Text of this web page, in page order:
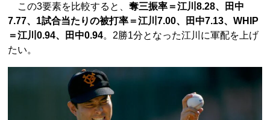
この3要素を比較すると、 奪三振率＝江川8.28、田中
7.77、1試合当たりの被打率＝江川7.00、田中7.13、WHIP
＝江川0.94、田中0.94。2勝1分となった江川に軍配を上げ
たい。